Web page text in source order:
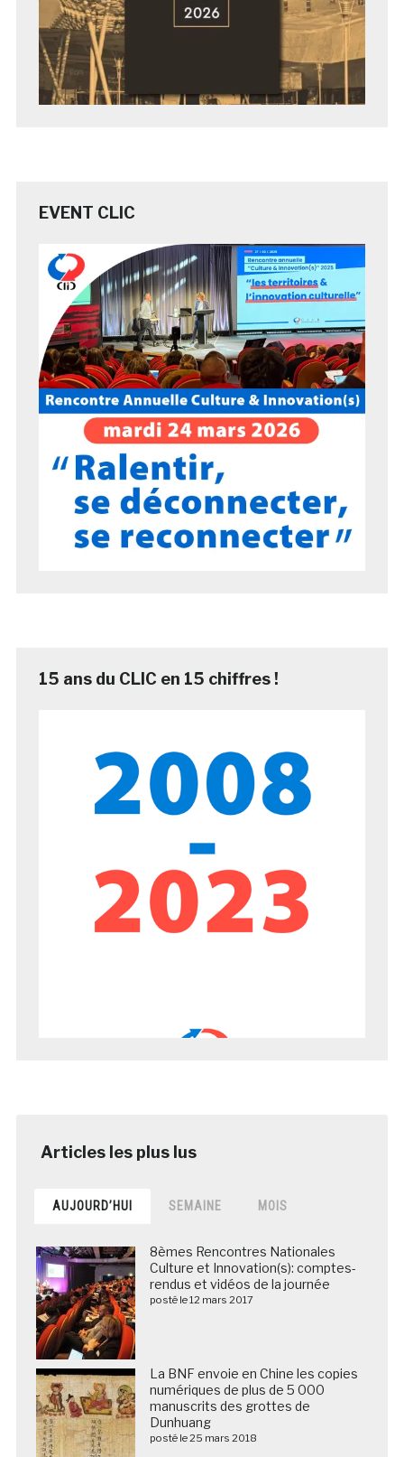
EVENT CLIC
15 ans du CLIC en 15 chiffres !
AUJOURD’HUI SEMAINE MOIS
8èmes Rencontres Nationales
Culture et Innovation(s): comptes-
rendus et vidéos de la journée
posté le 12 mars 2017
La BNF envoie en Chine les copies
numériques de plus de 5 000
manuscrits des grottes de
Dunhuang
posté le 25 mars 2018